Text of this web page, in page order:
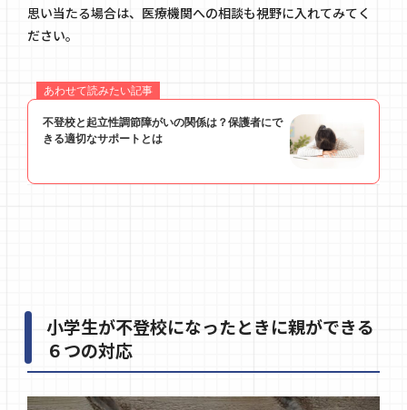
思い当たる場合は、医療機関への相談も視野に入れてみてく
ださい。
小学生が不登校になったときに親ができる
６つの対応